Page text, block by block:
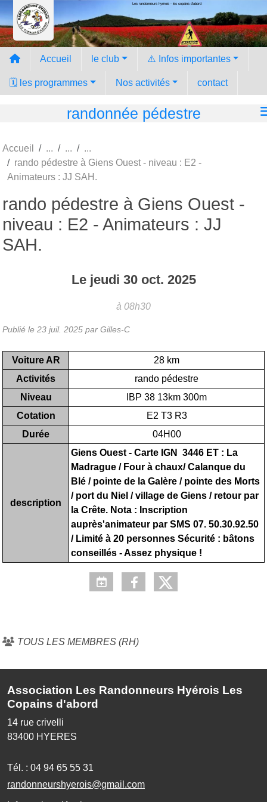
Les randonneurs hyèrois - les copains d'abord
Accueil le club ⚠️ Infos importantes
🗓️ les programmes Nos activités contact
randonnée pédestre
Accueil
rando pédestre à Giens Ouest - niveau : E2 -
Animateurs : JJ SAH.
rando pédestre à Giens Ouest -
niveau : E2 - Animateurs : JJ
SAH.
Le jeudi 30 oct. 2025
à 08h30
Publié le 23 juil. 2025 par Gilles-C
Voiture AR
28 km
Activités
rando pédestre
Niveau
IBP 38 13km 300m
Cotation
E2 T3 R3
Durée
04H00
description
Giens Ouest - Carte IGN 3446 ET : La
Madrague / Four à chaux/ Calanque du
Blé / pointe de la Galère / pointe des Morts
/ port du Niel / village de Giens / retour par
la Crête. Nota : Inscription
auprès'animateur par SMS 07. 50.30.92.50
/ Limité à 20 personnes Sécurité : bâtons
conseillés - Assez physique !
TOUS LES MEMBRES (RH)
Association Les Randonneurs Hyérois Les
Copains d'abord
14 rue crivelli
83400 HYERES
Tél. : 04 94 65 55 31
randonneurshyerois@gmail.com
Panneau de gestion des cookies